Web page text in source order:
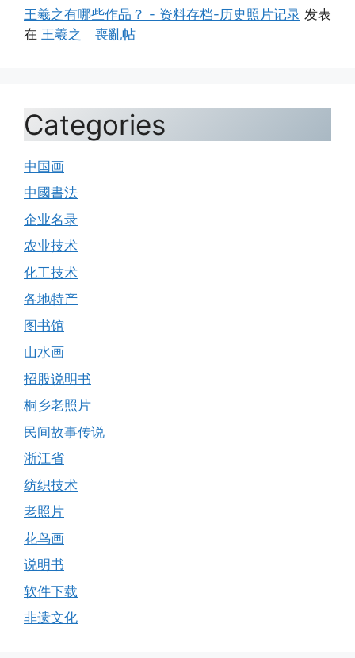
王羲之有哪些作品？ - 资料存档-历史照片记录 发表
在 王羲之 喪亂帖
Categories
中国画
中國書法
企业名录
农业技术
化工技术
各地特产
图书馆
山水画
招股说明书
桐乡老照片
民间故事传说
浙江省
纺织技术
老照片
花鸟画
说明书
软件下载
非遗文化